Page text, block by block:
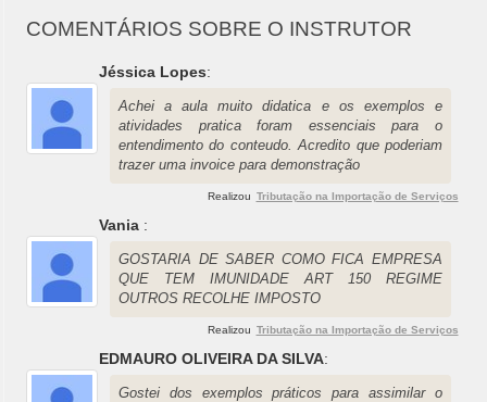
COMENTÁRIOS SOBRE O INSTRUTOR
Jéssica Lopes:
Achei a aula muito didatica e os exemplos e
atividades pratica foram essenciais para o
entendimento do conteudo. Acredito que poderiam
trazer uma invoice para demonstração
Realizou Tributação na Importação de Serviços
Vania :
GOSTARIA DE SABER COMO FICA EMPRESA
QUE TEM IMUNIDADE ART 150 REGIME
OUTROS RECOLHE IMPOSTO
Realizou Tributação na Importação de Serviços
EDMAURO OLIVEIRA DA SILVA:
Gostei dos exemplos práticos para assimilar o